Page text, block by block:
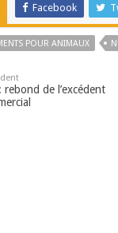
Facebook
POUR ANIMAUX
rebond de l’excédent